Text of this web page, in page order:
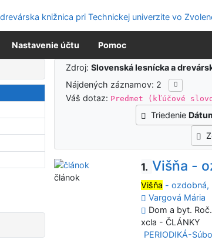
Nastavenie účtu Pomoc
Zdroj:Slovenská lesnícka a
Nájdených záznamov: 2
Váš dotaz: Predmet (kľúčové
Triedenie
1. Višňa -
Višňa - ozdobná,
Vargová Mária
Dom a byt.
xcla - ČLÁNKY
PERIODIKÁ-
článok